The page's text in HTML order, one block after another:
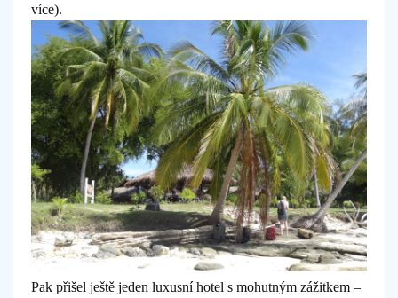
více).
Pak přišel ještě jeden luxusní hotel s mohutným zážitkem –